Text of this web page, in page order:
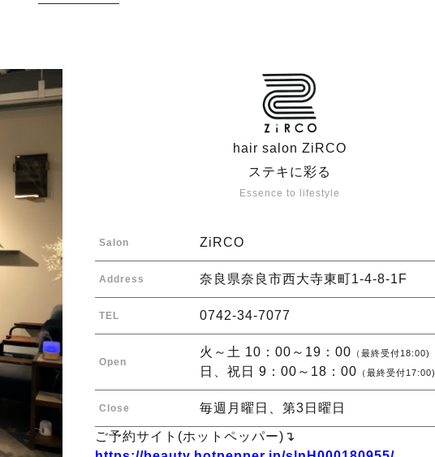
hair salon ZiRCO
ステキに彩る
Essence to lifestyle
Salon ZiRCO
Address 奈良県奈良市西大寺東町1-4-8-1F
TEL 0742-34-7077
Open
火～土 10：00～19：00 （最終受付18:00)
日、祝日 9：00～18：00 （最終受付17:00)
Close 毎週月曜日、第3日曜日
ご予約サイト(ホットペッパー)↴